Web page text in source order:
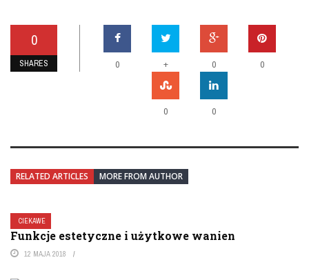
0
SHARES 0 + 0 0
0 0
RELATED ARTICLES MORE FROM AUTHOR
CIEKAWE
Funkcje estetyczne i użytkowe wanien
12 MAJA 2018